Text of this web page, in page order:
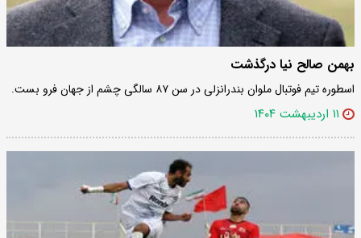
بهمن صالح نیا درگذشت
اسطوره تیم فوتبال ملوان بندرانزلی در سن ۸۷ سالگی چشم از جهان فرو بست.
۱۱ اردیبهشت ۱۴۰۴